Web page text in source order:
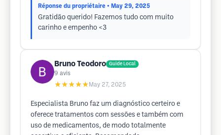
Réponse du propriétaire • May 29, 2025
Gratidão querido! Fazemos tudo com muito
carinho e empenho <3
Bruno Teodoro Guide Local
9 avis
★★★★★ May 27, 2025
Especialista Bruno faz um diagnóstico certeiro e
oferece tratamentos com sessões e também com
uso de medicamentos, de modo totalmente